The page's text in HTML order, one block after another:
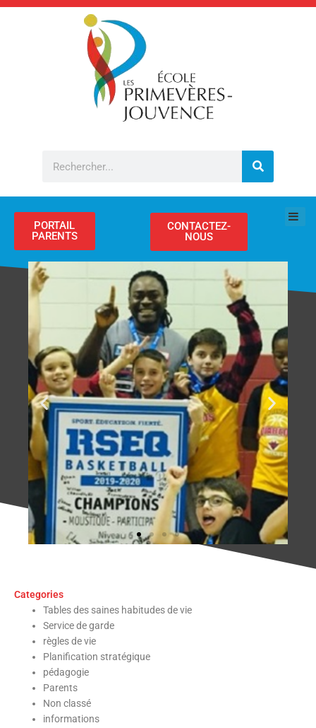
Aller
PORTAIL
PARENTS
CONTACTEZ-
NOUS
Categories
Tables des saines habitudes de vie
Service de garde
règles de vie
Planification stratégique
pédagogie
Parents
Non classé
informations